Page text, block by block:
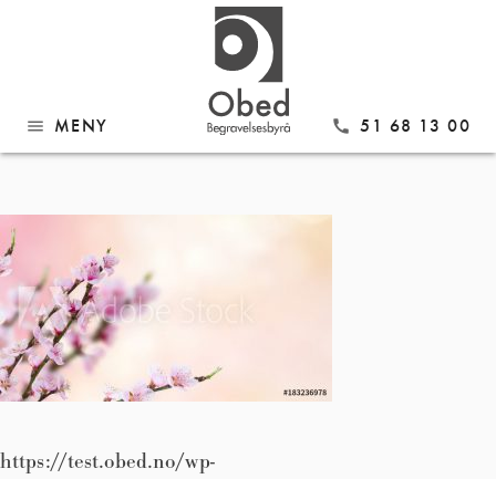
menu MENY call 51 68 13 00
https://test.obed.no/wp-